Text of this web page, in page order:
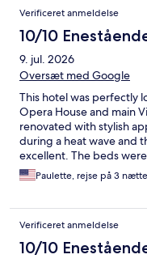
Verificeret anmeldelse
10/10
9. jul. 2026
Oversæt med Google
This hotel was perfectly
Opera House and main
renovated with stylish
during a heat wave and
excellent. The beds
stay.Paulette, rejse på 3
Verificeret anmeldelse
10/10